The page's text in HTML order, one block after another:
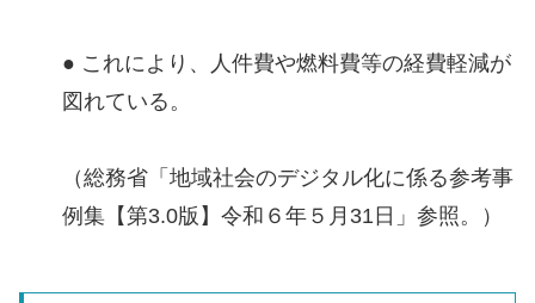
● これにより、人件費や燃料費等の経費軽減が
図れている。
（総務省「地域社会のデジタル化に係る参考事
例集【第3.0版】令和６年５月31日」参照。）